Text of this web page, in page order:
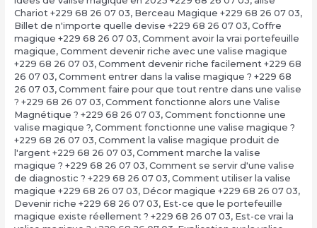
Chariot +229 68 26 07 03, Berceau Magique +229 68 26 07 03,
Billet de n'importe quelle devise +229 68 26 07 03, Coffre
magique +229 68 26 07 03, Comment avoir la vrai portefeuille
magique, Comment devenir riche avec une valise magique
+229 68 26 07 03, Comment devenir riche facilement +229 68
26 07 03, Comment entrer dans la valise magique ? +229 68
26 07 03, Comment faire pour que tout rentre dans une valise
? +229 68 26 07 03, Comment fonctionne alors une Valise
Magnétique ? +229 68 26 07 03, Comment fonctionne une
valise magique ?, Comment fonctionne une valise magique ?
+229 68 26 07 03, Comment la valise magique produit de
l'argent +229 68 26 07 03, Comment marche la valise
magique ? +229 68 26 07 03, Comment se servir d'une valise
de diagnostic ? +229 68 26 07 03, Comment utiliser la valise
magique +229 68 26 07 03, Décor magique +229 68 26 07 03,
Devenir riche +229 68 26 07 03, Est-ce que le portefeuille
magique existe réellement ? +229 68 26 07 03, Est-ce vrai la